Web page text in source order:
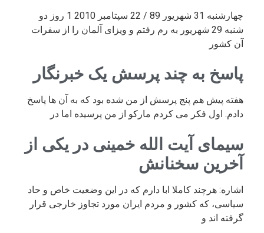
چهارشنبه 31 شهریور 89 / 22 سپتامبر 2010 1 روز دو
شنبه 29 شهریور به رم رفتم و ویزای آلمان را از سفرات
آن کشور
پاسخ به چند پرسش یک خبرنگار
هفته پیش هم پنج پرسش از من شده بود که به آن ها پاسخ
دادم. اول فکر می کردم مارکو از من پرسیده اما در
سیمای آیت الله خمینی در یکی از
آخرین سخنانش
اشاره: هرچند کاملا ابا دارم که در این وضعیت خاص و حاد
سیاسی، که کشور و مردم ایران مورد تجاوز خارجی قرار
گرفته اند و